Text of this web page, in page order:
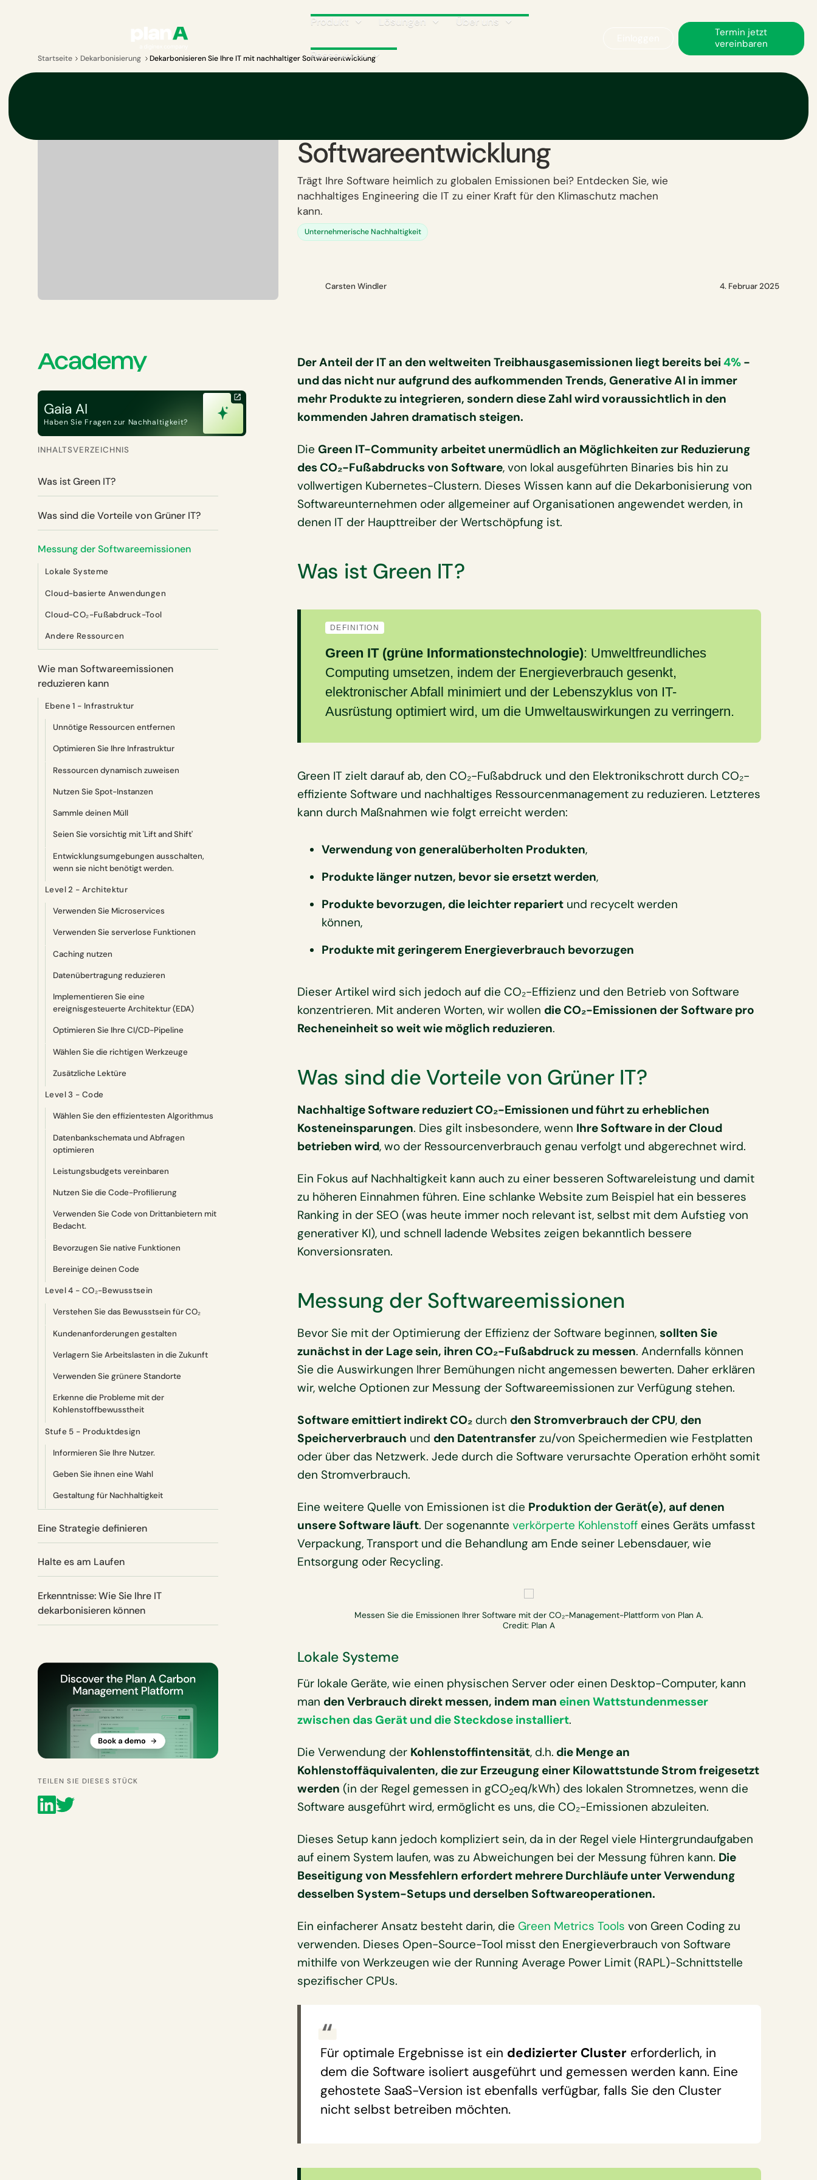
Produkt Lösungen Über uns
Ressourcen
Termin jetzt
vereinbaren
Startseite Dekarbonisierung Dekarbonisieren Sie Ihre IT mit nachhaltiger Softwareentwicklung
Softwareentwicklung
Trägt Ihre Software heimlich zu globalen Emissionen bei? Entdecken Sie, wie
nachhaltiges Engineering die IT zu einer Kraft für den Klimaschutz machen
kann.
Unternehmerische Nachhaltigkeit
Carsten Windler 4. Februar 2025
Gaia AI
Haben Sie Fragen zur Nachhaltigkeit?
INHALTSVERZEICHNIS
Was ist Green IT?
Was sind die Vorteile von Grüner IT?
Messung der Softwareemissionen
Lokale Systeme
Cloud-basierte Anwendungen
Cloud-CO₂-Fußabdruck-Tool
Andere Ressourcen
Wie man Softwareemissionen
reduzieren kann
Ebene 1 - Infrastruktur
Unnötige Ressourcen entfernen
Optimieren Sie Ihre Infrastruktur
Ressourcen dynamisch zuweisen
Nutzen Sie Spot-Instanzen
Sammle deinen Müll
Seien Sie vorsichtig mit 'Lift and Shift'
Entwicklungsumgebungen ausschalten,
wenn sie nicht benötigt werden.
Level 2 - Architektur
Verwenden Sie Microservices
Verwenden Sie serverlose Funktionen
Caching nutzen
Datenübertragung reduzieren
Implementieren Sie eine
ereignisgesteuerte Architektur (EDA)
Optimieren Sie Ihre CI/CD-Pipeline
Wählen Sie die richtigen Werkzeuge
Zusätzliche Lektüre
Level 3 - Code
Wählen Sie den effizientesten Algorithmus
Datenbankschemata und Abfragen
optimieren
Leistungsbudgets vereinbaren
Nutzen Sie die Code-Profilierung
Verwenden Sie Code von Drittanbietern mit
Bedacht.
Bevorzugen Sie native Funktionen
Bereinige deinen Code
Level 4 - CO₂-Bewusstsein
Verstehen Sie das Bewusstsein für CO₂
Kundenanforderungen gestalten
Verlagern Sie Arbeitslasten in die Zukunft
Verwenden Sie grünere Standorte
Erkenne die Probleme mit der
Kohlenstoffbewusstheit
Stufe 5 - Produktdesign
Informieren Sie Ihre Nutzer.
Geben Sie ihnen eine Wahl
Gestaltung für Nachhaltigkeit
Eine Strategie definieren
Halte es am Laufen
Erkenntnisse: Wie Sie Ihre IT
dekarbonisieren können
TEILEN SIE DIESES STÜCK
Der Anteil der IT an den weltweiten Treibhausgasemissionen liegt bereits bei4%-
und das nicht nur aufgrund des aufkommenden Trends, Generative AI in immer
mehr Produkte zu integrieren, sondern diese Zahl wird voraussichtlich in den
kommenden Jahren dramatisch steigen.
Die Green IT-Community arbeitet unermüdlich an Möglichkeiten zur Reduzierung
des CO₂-Fußabdrucks von Software, von lokal ausgeführten Binaries bis hin zu
vollwertigen Kubernetes-Clustern. Dieses Wissen kann auf die Dekarbonisierung von
Softwareunternehmen oder allgemeiner auf Organisationen angewendet werden, in
denen IT der Haupttreiber der Wertschöpfung ist.
Was ist Green IT?
DEFINITION
Green IT (grüne Informationstechnologie): Umweltfreundliches
Computing umsetzen, indem der Energieverbrauch gesenkt,
elektronischer Abfall minimiert und der Lebenszyklus von IT-
Ausrüstung optimiert wird, um die Umweltauswirkungen zu verringern.
Green IT zielt darauf ab, den CO₂-Fußabdruck und den Elektronikschrott durch CO₂-
effiziente Software und nachhaltiges Ressourcenmanagement zu reduzieren. Letzteres
kann durch Maßnahmen wie folgt erreicht werden:
Verwendung von generalüberholten Produkten,
Produkte länger nutzen, bevor sie ersetzt werden,
Produkte bevorzugen, die leichter repariertund recycelt werden
können,
Produkte mit geringerem Energieverbrauch bevorzugen
Dieser Artikel wird sich jedoch auf die CO₂-Effizienz und den Betrieb von Software
konzentrieren. Mit anderen Worten, wir wollen die CO₂-Emissionen der Software pro
Recheneinheit so weit wie möglich reduzieren.
Was sind die Vorteile von Grüner IT?
Nachhaltige Software reduziert CO₂-Emissionen und führt zu erheblichen
Kosteneinsparungen. Dies gilt insbesondere, wenn Ihre Software in der Cloud
betrieben wird, wo der Ressourcenverbrauch genau verfolgt und abgerechnet wird.
Ein Fokus auf Nachhaltigkeit kann auch zu einer besseren Softwareleistung und damit
zu höheren Einnahmen führen. Eine schlanke Website zum Beispiel hat ein besseres
Ranking in der SEO (was heute immer noch relevant ist, selbst mit dem Aufstieg von
generativer KI), und schnell ladende Websites zeigen bekanntlich bessere
Konversionsraten.
Messung der Softwareemissionen
Bevor Sie mit der Optimierung der Effizienz der Software beginnen, sollten Sie
zunächst in der Lage sein, ihren CO₂-Fußabdruck zu messen. Andernfalls können
Sie die Auswirkungen Ihrer Bemühungen nicht angemessen bewerten. Daher erklären
wir, welche Optionen zur Messung der Softwareemissionen zur Verfügung stehen.
Software emittiert indirekt CO₂durch den Stromverbrauch der CPU, den
Speicherverbrauch und den Datentransferzu/von Speichermedien wie Festplatten
oder über das Netzwerk. Jede durch die Software verursachte Operation erhöht somit
den Stromverbrauch.
Eine weitere Quelle von Emissionen ist die Produktion der Gerät(e), auf denen
unsere Software läuft. Der sogenannte verkörperte Kohlenstoffeines Geräts umfasst
Verpackung, Transport und die Behandlung am Ende seiner Lebensdauer, wie
Entsorgung oder Recycling.
Messen Sie die Emissionen Ihrer Software mit der CO₂-Management-Plattform von Plan A.
Credit: Plan A
Lokale Systeme
Für lokale Geräte, wie einen physischen Server oder einen Desktop-Computer, kann
man den Verbrauch direkt messen, indem man einen Wattstundenmesser
zwischen das Gerät und die Steckdose installiert.
Die Verwendung der Kohlenstoffintensität, d.h. die Menge an
Kohlenstoffäquivalenten, die zur Erzeugung einer Kilowattstunde Strom freigesetzt
werden (in der Regel gemessen in gCO2eq/kWh) des lokalen Stromnetzes, wenn die
Software ausgeführt wird, ermöglicht es uns, die CO₂-Emissionen abzuleiten.
Dieses Setup kann jedoch kompliziert sein, da in der Regel viele Hintergrundaufgaben
auf einem System laufen, was zu Abweichungen bei der Messung führen kann. Die
Beseitigung von Messfehlern erfordert mehrere Durchläufe unter Verwendung
desselben System-Setups und derselben Softwareoperationen.
Ein einfacherer Ansatz besteht darin, die Green Metrics Tools von Green Coding zu
verwenden. Dieses Open-Source-Tool misst den Energieverbrauch von Software
mithilfe von Werkzeugen wie der Running Average Power Limit (RAPL)-Schnittstelle
spezifischer CPUs.
Für optimale Ergebnisse ist ein dedizierter Clustererforderlich, in
dem die Software isoliert ausgeführt und gemessen werden kann. Eine
gehostete SaaS-Version ist ebenfalls verfügbar, falls Sie den Cluster
nicht selbst betreiben möchten.